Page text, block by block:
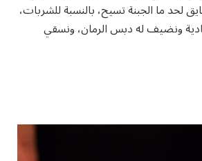
للفرن لمدة 3 دقايق لحد ما الجبنة تسيح، بالنسبة للشربات،
ونضيف له دبس الرمان، ونسقي